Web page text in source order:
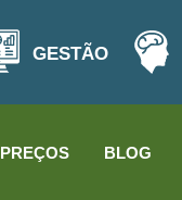
GESTÃO
PREÇOS BLOG